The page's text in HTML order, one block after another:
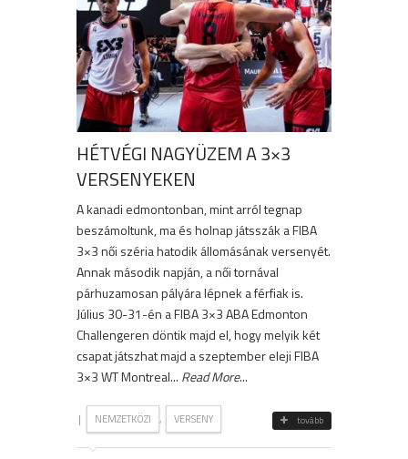
HÉTVÉGI NAGYÜZEM A 3×3
VERSENYEKEN
A kanadi edmontonban, mint arról tegnap
beszámoltunk, ma és holnap játsszák a FIBA
3×3 női széria hatodik állomásának versenyét.
Annak második napján, a női tornával
párhuzamosan pályára lépnek a férfiak is.
Július 30-31-én a FIBA 3×3 ABA Edmonton
Challengeren döntik majd el, hogy melyik két
csapat játszhat majd a szeptember eleji FIBA
3×3 WT Montreal... Read More...
| NEMZETKÖZI , VERSENY tovább